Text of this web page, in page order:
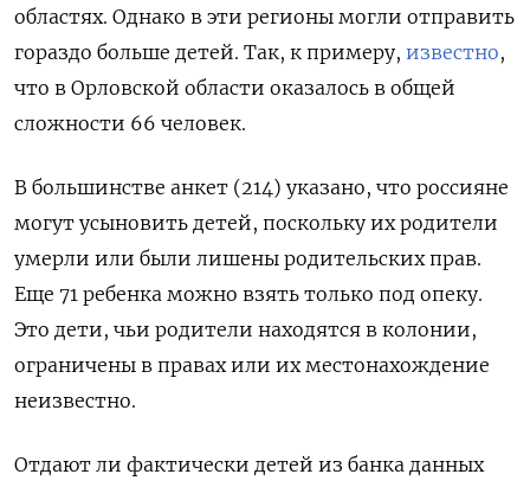
областях. Однако в эти регионы могли отправить
гораздо больше детей. Так, к примеру, известно,
что в Орловской области оказалось в общей
сложности 66 человек.
В большинстве анкет (214) указано, что россияне
могут усыновить детей, поскольку их родители
умерли или были лишены родительских прав.
Еще 71 ребенка можно взять только под опеку.
Это дети, чьи родители находятся в колонии,
ограничены в правах или их местонахождение
неизвестно.
Отдают ли фактически детей из банка данных